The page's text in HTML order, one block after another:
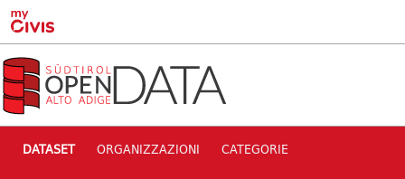
Skip to main content
DATASET ORGANIZZAZIONI CATEGORIE